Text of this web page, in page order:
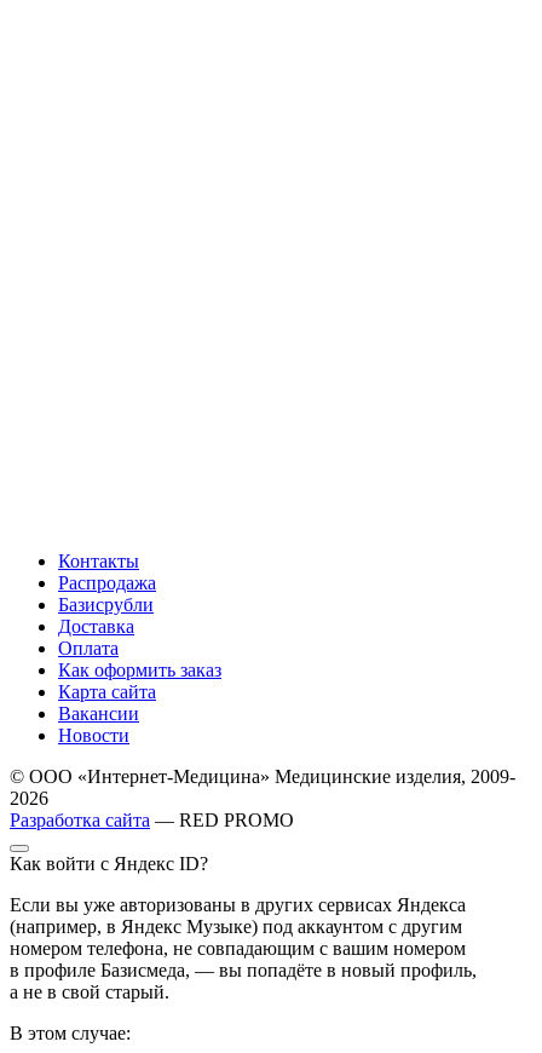
Контакты
Распродажа
Базисрубли
Доставка
Оплата
Как оформить заказ
Карта сайта
Вакансии
Новости
© ООО «Интернет-Медицина» Медицинские изделия, 2009-
2026
Разработка сайта — RED PROMO
Как войти с Яндекс ID?
Если вы уже авторизованы в других сервисах Яндекса
(например, в Яндекс Музыке) под аккаунтом с другим
номером телефона, не совпадающим с вашим номером
в профиле Базисмеда, — вы попадёте в новый профиль,
а не в свой старый.
В этом случае: